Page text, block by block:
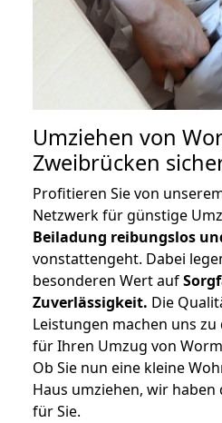
Umziehen von
Zweibrücken
Profitieren Sie von
Netzwerk für günstige
Beiladung reibungslos
vonstattengeht. Dabei
besonderen Wert auf
Zuverlässigkeit. Die
Leistungen machen uns
für Ihren Umzug von
Ob Sie nun eine kleine
Haus umziehen, wir haben
für Sie.